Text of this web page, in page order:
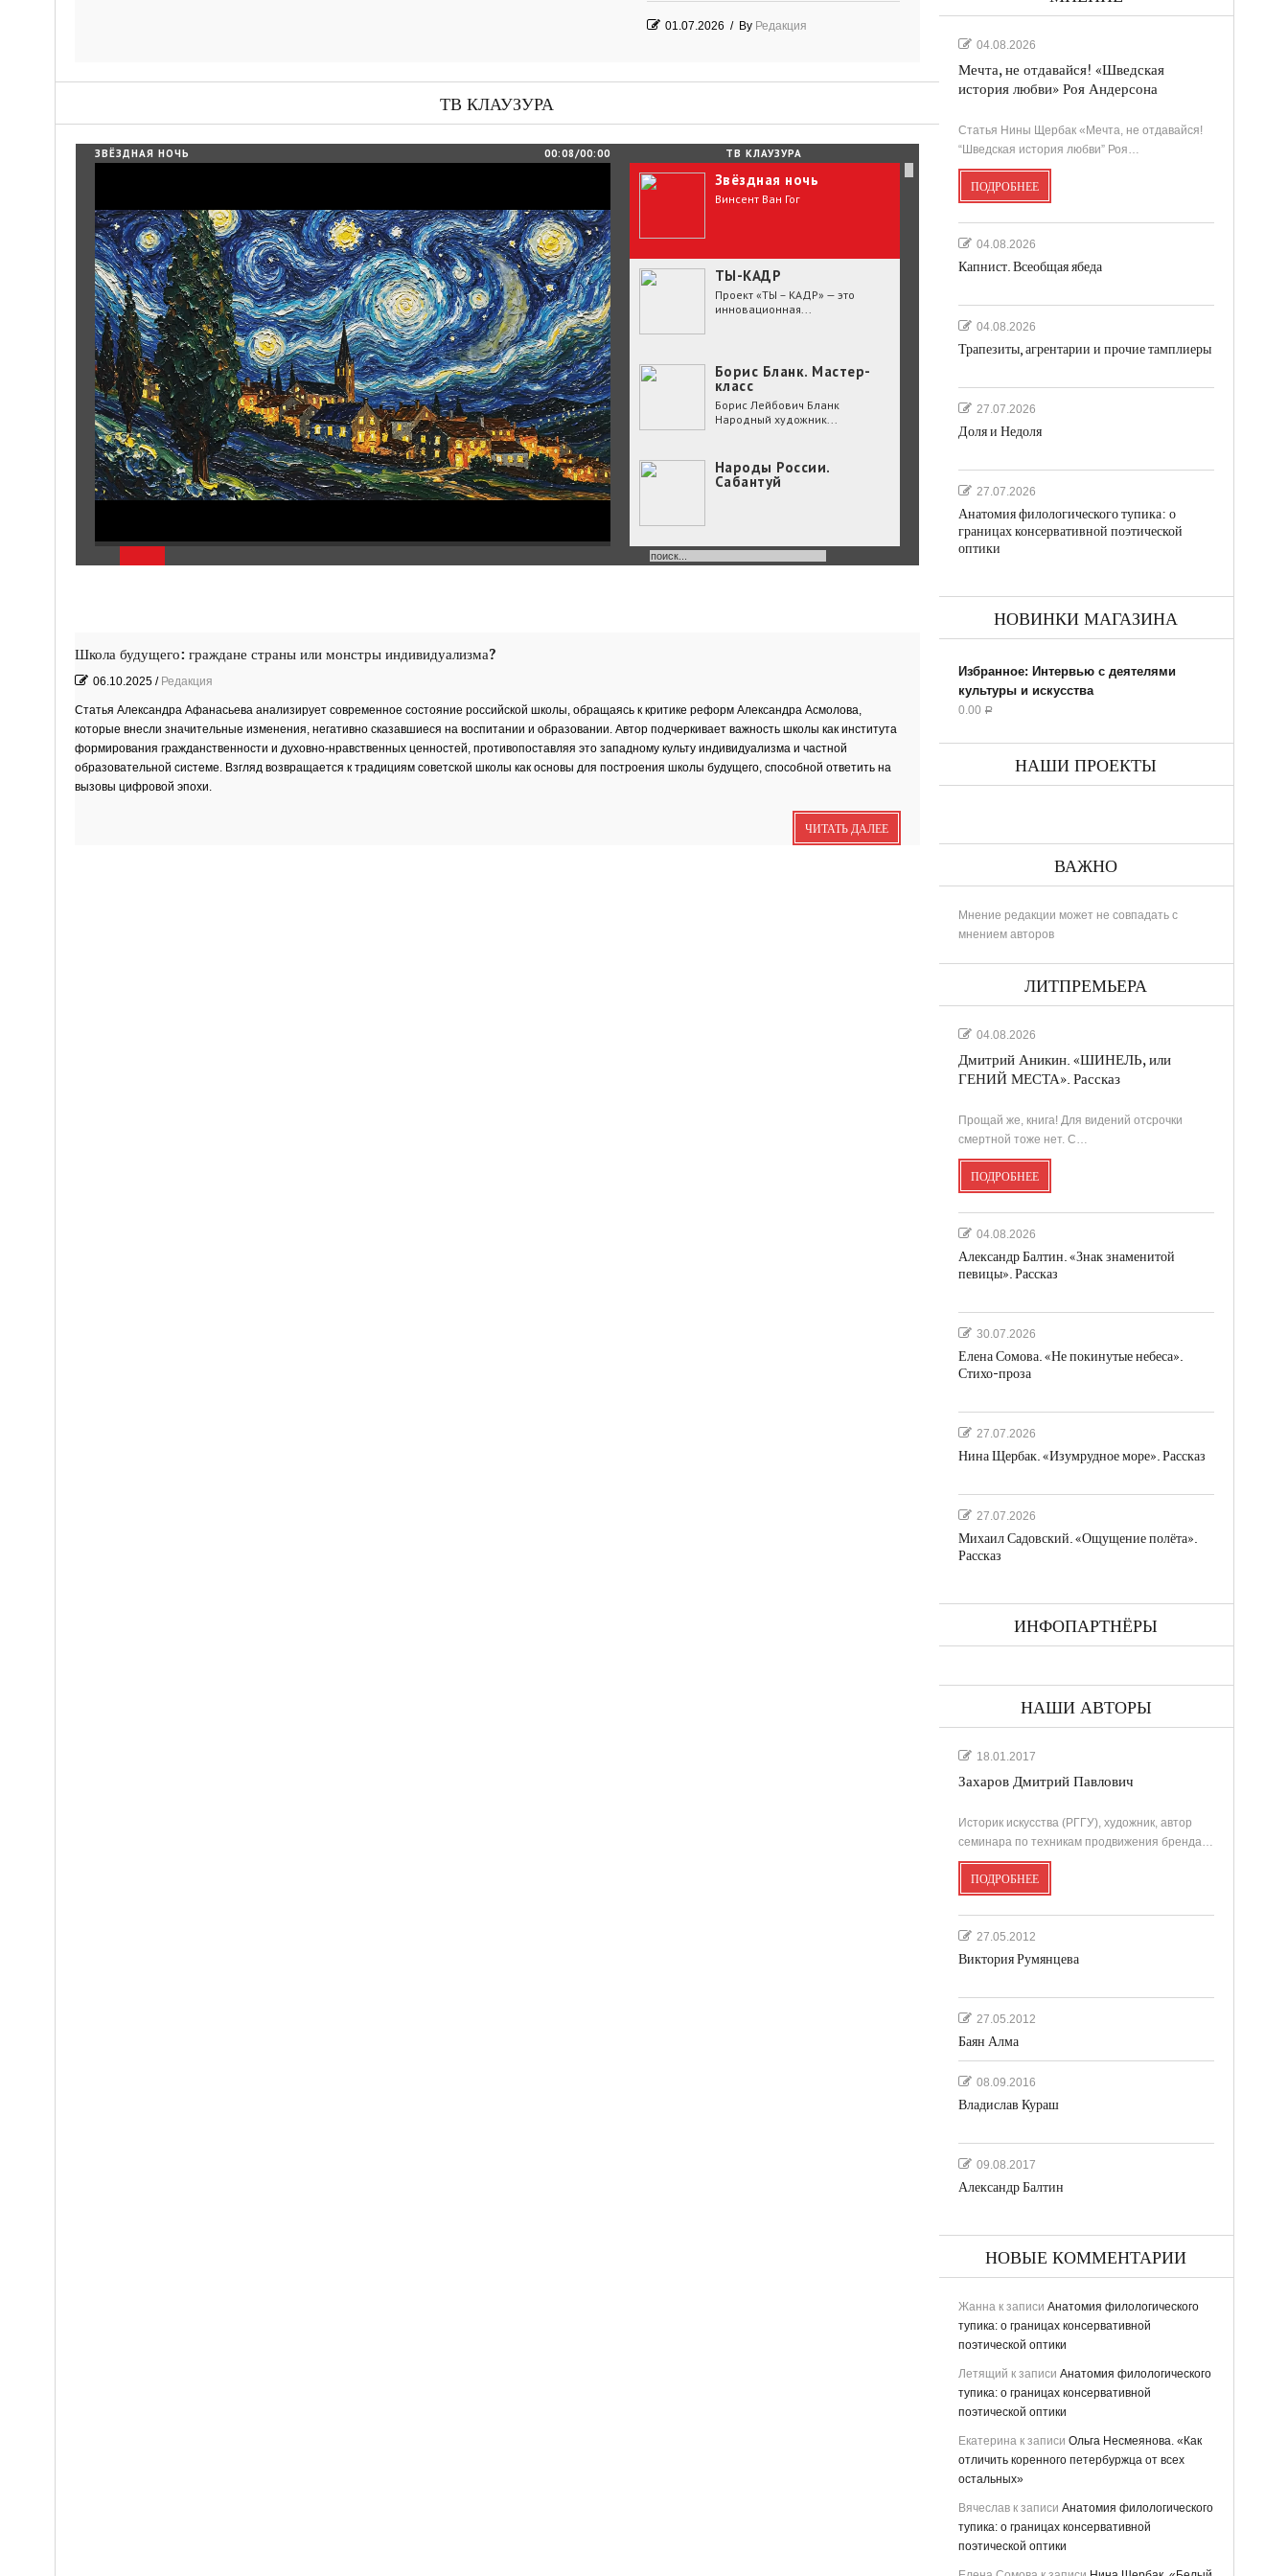
01.07.2026 / By Редакция
25.06.2026 / ByРедакция
Зелёные мемориалы памяти и славы
ТВ КЛАУЗУРА
Звёздная ночь
Винсент Ван Гог
ТЫ-КАДР
Проект «ТЫ – КАДР» — это
инновационная...
Борис Бланк. Мастер-
класс
Борис Лейбович Бланк
Народный художник...
Народы России.
Сабантуй
Народы России
В День славянской
совсем...
День славянской
письменности и
отмечает большой праздник
Музеи Московского
ТВ КЛАУЗУРА
ЗВЁЗДНАЯ НОЧЬ 00:08/00:00
Школа будущего: граждане страны или монстры индивидуализма?
06.10.2025/ Редакция
Статья Александра Афанасьева анализирует современное состояние российской школы, обращаясь к критике реформ Александра Асмолова,
которые внесли значительные изменения, негативно сказавшиеся на воспитании и образовании. Автор подчеркивает важность школы как института
формирования гражданственности и духовно-нравственных ценностей, противопоставляя это западному культу индивидуализма и частной
образовательной системе. Взгляд возвращается к традициям советской школы как основы для построения школы будущего, способной ответить на
вызовы цифровой эпохи.
ЧИТАТЬ ДАЛЕЕ
04.08.2026
Мечта, не отдавайся! «Шведская
история любви» Роя Андерсона
Статья Нины Щербак «Мечта, не отдавайся!
“Шведская история любви” Роя…
ПОДРОБНЕЕ
04.08.2026
Капнист. Всеобщая ябеда
04.08.2026
Трапезиты, агрентарии и прочие тамплиеры
27.07.2026
Доля и Недоля
27.07.2026
Анатомия филологического тупика: о
границах консервативной поэтической
оптики
НОВИНКИ МАГАЗИНА
Избранное: Интервью с деятелями
культуры и искусства
0.00 Р
НАШИ ПРОЕКТЫ
ВАЖНО
Мнение редакции может не совпадать с
мнением авторов
ЛИТПРЕМЬЕРА
04.08.2026
Дмитрий Аникин. «ШИНЕЛЬ, или
ГЕНИЙ МЕСТА». Рассказ
Прощай же, книга! Для видений отсрочки
смертной тоже нет. С…
ПОДРОБНЕЕ
04.08.2026
Александр Балтин. «Знак знаменитой
певицы». Рассказ
30.07.2026
Елена Сомова. «Не покинутые небеса».
Стихо-проза
27.07.2026
Нина Щербак. «Изумрудное море». Рассказ
27.07.2026
Михаил Садовский. «Ощущение полёта».
Рассказ
ИНФОПАРТНЁРЫ
НАШИ АВТОРЫ
18.01.2017
Захаров Дмитрий Павлович
Историк искусства (РГГУ), художник, автор
семинара по техникам продвижения бренда…
ПОДРОБНЕЕ
27.05.2012
Виктория Румянцева
27.05.2012
Баян Алма
08.09.2016
Владислав Кураш
09.08.2017
Александр Балтин
НОВЫЕ КОММЕНТАРИИ
Жаннак записи Анатомия филологического
тупика: о границах консервативной
поэтической оптики
Летящий к записи Анатомия филологического
тупика: о границах консервативной
поэтической оптики
Екатеринак записи Ольга Несмеянова. «Как
отличить коренного петербуржца от всех
остальных»
Вячеславк записи Анатомия филологического
тупика: о границах консервативной
поэтической оптики